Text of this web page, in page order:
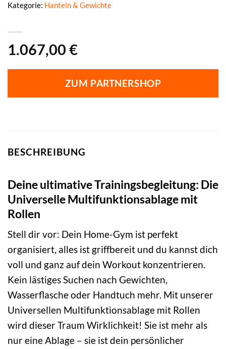
1.067,00 €
ZUM PARTNERSHOP
Kategorie: Hanteln & Gewichte
BESCHREIBUNG
Deine ultimative Trainingsbegleitung: Die
Universelle Multifunktionsablage mit
Rollen
Stell dir vor: Dein Home-Gym ist perfekt
organisiert, alles ist griffbereit und du kannst dich
voll und ganz auf dein Workout konzentrieren.
Kein lästiges Suchen nach Gewichten,
Wasserflasche oder Handtuch mehr. Mit unserer
Universellen Multifunktionsablage mit Rollen
wird dieser Traum Wirklichkeit! Sie ist mehr als
nur eine Ablage – sie ist dein persönlicher